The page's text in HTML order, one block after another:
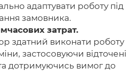
адаптувати роботу під
замовника.
затрат.
здатний виконати роботу
застосовуючи відточені
дотримуючись вимог до